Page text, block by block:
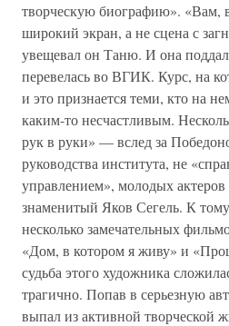
творческую биографию». «Вам,
широкий экран, а не сцена с
увещевал он Таню. И она
перевелась во ВГИК. Курс, на
и это признается теми, кто на
каким-то несчастливым.
рук в руки» — вслед за
руководства института, не
управлением», молодых актеров
знаменитый Яков Сегель. К
несколько замечательных
«Дом, в котором я живу» и
судьба этого художника
трагично. Попав в серьезную
выпал из активной творческой